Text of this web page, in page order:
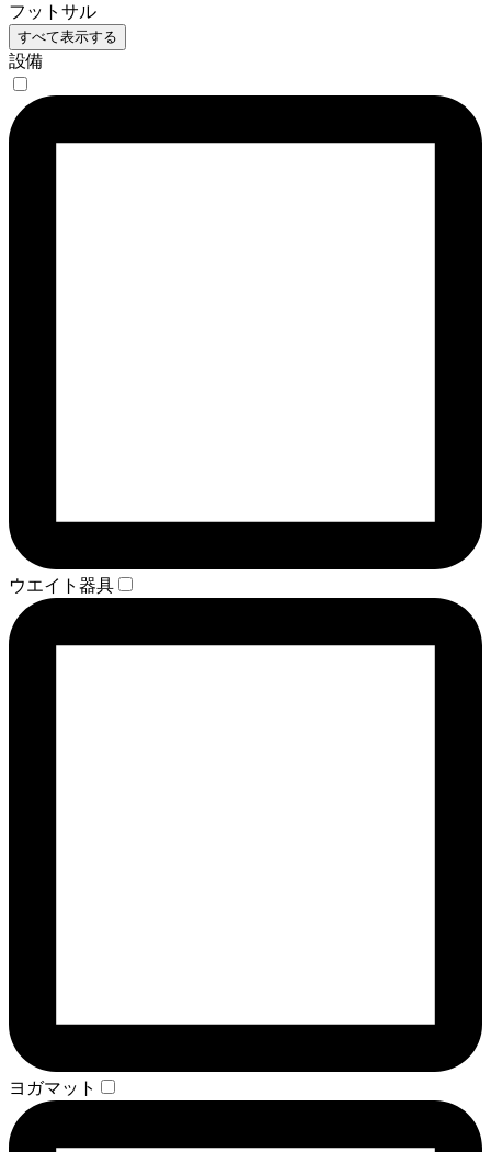
フットサル
すべて表示する
設備
ウエイト器具
ヨガマット